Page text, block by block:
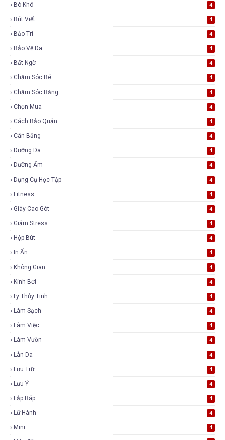
Bò Khô 4
Bút Viết 4
Bảo Trì 4
Bảo Vệ Da 4
Bất Ngờ 4
Chăm Sóc Bé 4
Chăm Sóc Răng 4
Chọn Mua 4
Cách Bảo Quản 4
Cân Bằng 4
Dưỡng Da 4
Dưỡng Ẩm 4
Dụng Cụ Học Tập 4
Fitness 4
Giày Cao Gót 4
Giảm Stress 4
Hộp Bút 4
In Ấn 4
Không Gian 4
Kính Bơi 4
Ly Thủy Tinh 4
Làm Sạch 4
Làm Việc 4
Làm Vườn 4
Làn Da 4
Lưu Trữ 4
Lưu Ý 4
Lắp Ráp 4
Lữ Hành 4
Mini 4